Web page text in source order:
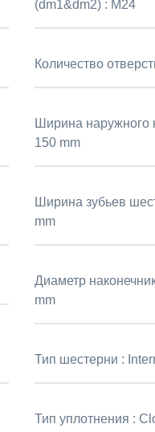
(dm1&dm2) : M24
Количество
Ширина наружного
150 mm
Ширина зубьев
mm
Диаметр
mm
Тип шестерни :
Тип уплотнения :